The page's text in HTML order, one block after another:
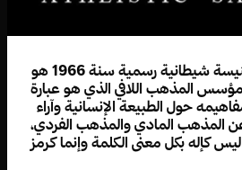
7. يُعتبر أول مؤسس لكنيسة شيطانية رسمية سنة 1966 هو
المذهب اللافي الذي هو عبارة
حول الطبيعة الإنسانية وآراء
عن المذهب المادي والمذهب الفردي،
كإله بكل معنى الكلمة وإنما كرمز